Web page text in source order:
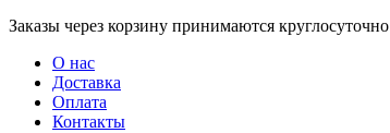
Заказы через корзину принимаются круглосуточно
О нас
Доставка
Оплата
Контакты